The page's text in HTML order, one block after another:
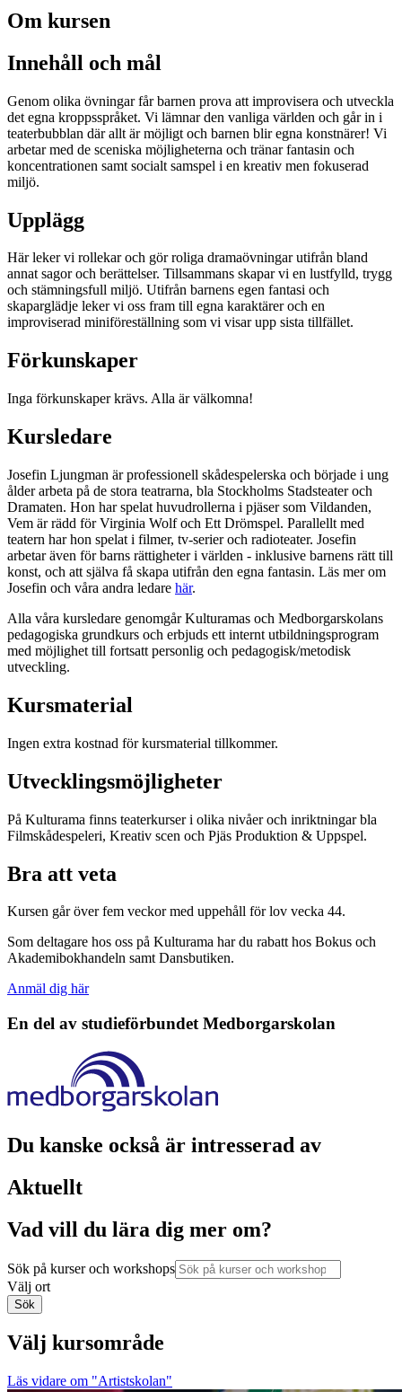
Om kursen
Innehåll och mål
Genom olika övningar får barnen prova att improvisera och utveckla
det egna kroppsspråket. Vi lämnar den vanliga världen och går in i
teaterbubblan där allt är möjligt och barnen blir egna konstnärer! Vi
arbetar med de sceniska möjligheterna och tränar fantasin och
koncentrationen samt socialt samspel i en kreativ men fokuserad
miljö.
Upplägg
Här leker vi rollekar och gör roliga dramaövningar utifrån bland
annat sagor och berättelser. Tillsammans skapar vi en lustfylld, trygg
och stämningsfull miljö. Utifrån barnens egen fantasi och
skaparglädje leker vi oss fram till egna karaktärer och en
improviserad miniföreställning som vi visar upp sista tillfället.
Förkunskaper
Inga förkunskaper krävs. Alla är välkomna!
Kursledare
Josefin Ljungman är professionell skådespelerska och började i ung
ålder arbeta på de stora teatrarna, bla Stockholms Stadsteater och
Dramaten. Hon har spelat huvudrollerna i pjäser som Vildanden,
Vem är rädd för Virginia Wolf och Ett Drömspel. Parallellt med
teatern har hon spelat i filmer, tv-serier och radioteater. Josefin
arbetar även för barns rättigheter i världen - inklusive barnens rätt till
konst, och att själva få skapa utifrån den egna fantasin. Läs mer om
Josefin och våra andra ledare här.
Alla våra kursledare genomgår Kulturamas och Medborgarskolans
pedagogiska grundkurs och erbjuds ett internt utbildningsprogram
med möjlighet till fortsatt personlig och pedagogisk/metodisk
utveckling.
Kursmaterial
Ingen extra kostnad för kursmaterial tillkommer.
Utvecklingsmöjligheter
På Kulturama finns teaterkurser i olika nivåer och inriktningar bla
Filmskådespeleri, Kreativ scen och Pjäs Produktion & Uppspel.
Bra att veta
Kursen går över fem veckor med uppehåll för lov vecka 44.
Som deltagare hos oss på Kulturama har du rabatt hos Bokus och
Akademibokhandeln samt Dansbutiken.
Anmäl dig här
En del av studieförbundet Medborgarskolan
Du kanske också är intresserad av
Aktuellt
Vad vill du lära dig mer om?
Sök på kurser och workshops
Välj ort
Sök
Välj kursområde
Läs vidare om "Artistskolan"